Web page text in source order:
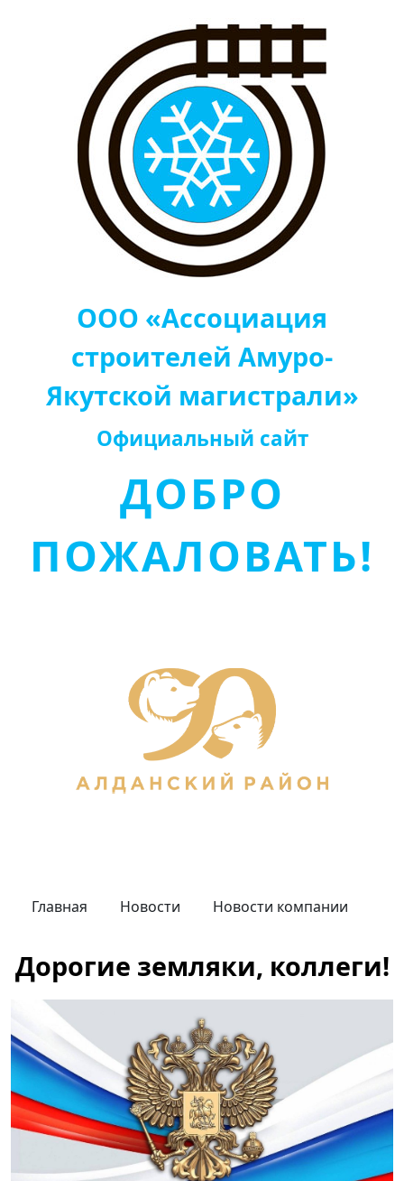
ООО «Ассоциация
строителей Амуро-
Якутской магистрали»
Официальный сайт
ДОБРО
ПОЖАЛОВАТЬ!
Главная Новости Новости компании
Дорогие земляки, коллеги!